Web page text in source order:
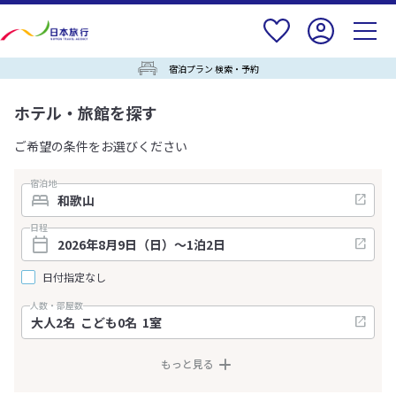
宿泊プラン 検索・予約
ホテル・旅館を探す
ご希望の条件をお選びください
宿泊地
日程
日付指定なし
人数・部屋数
もっと見る